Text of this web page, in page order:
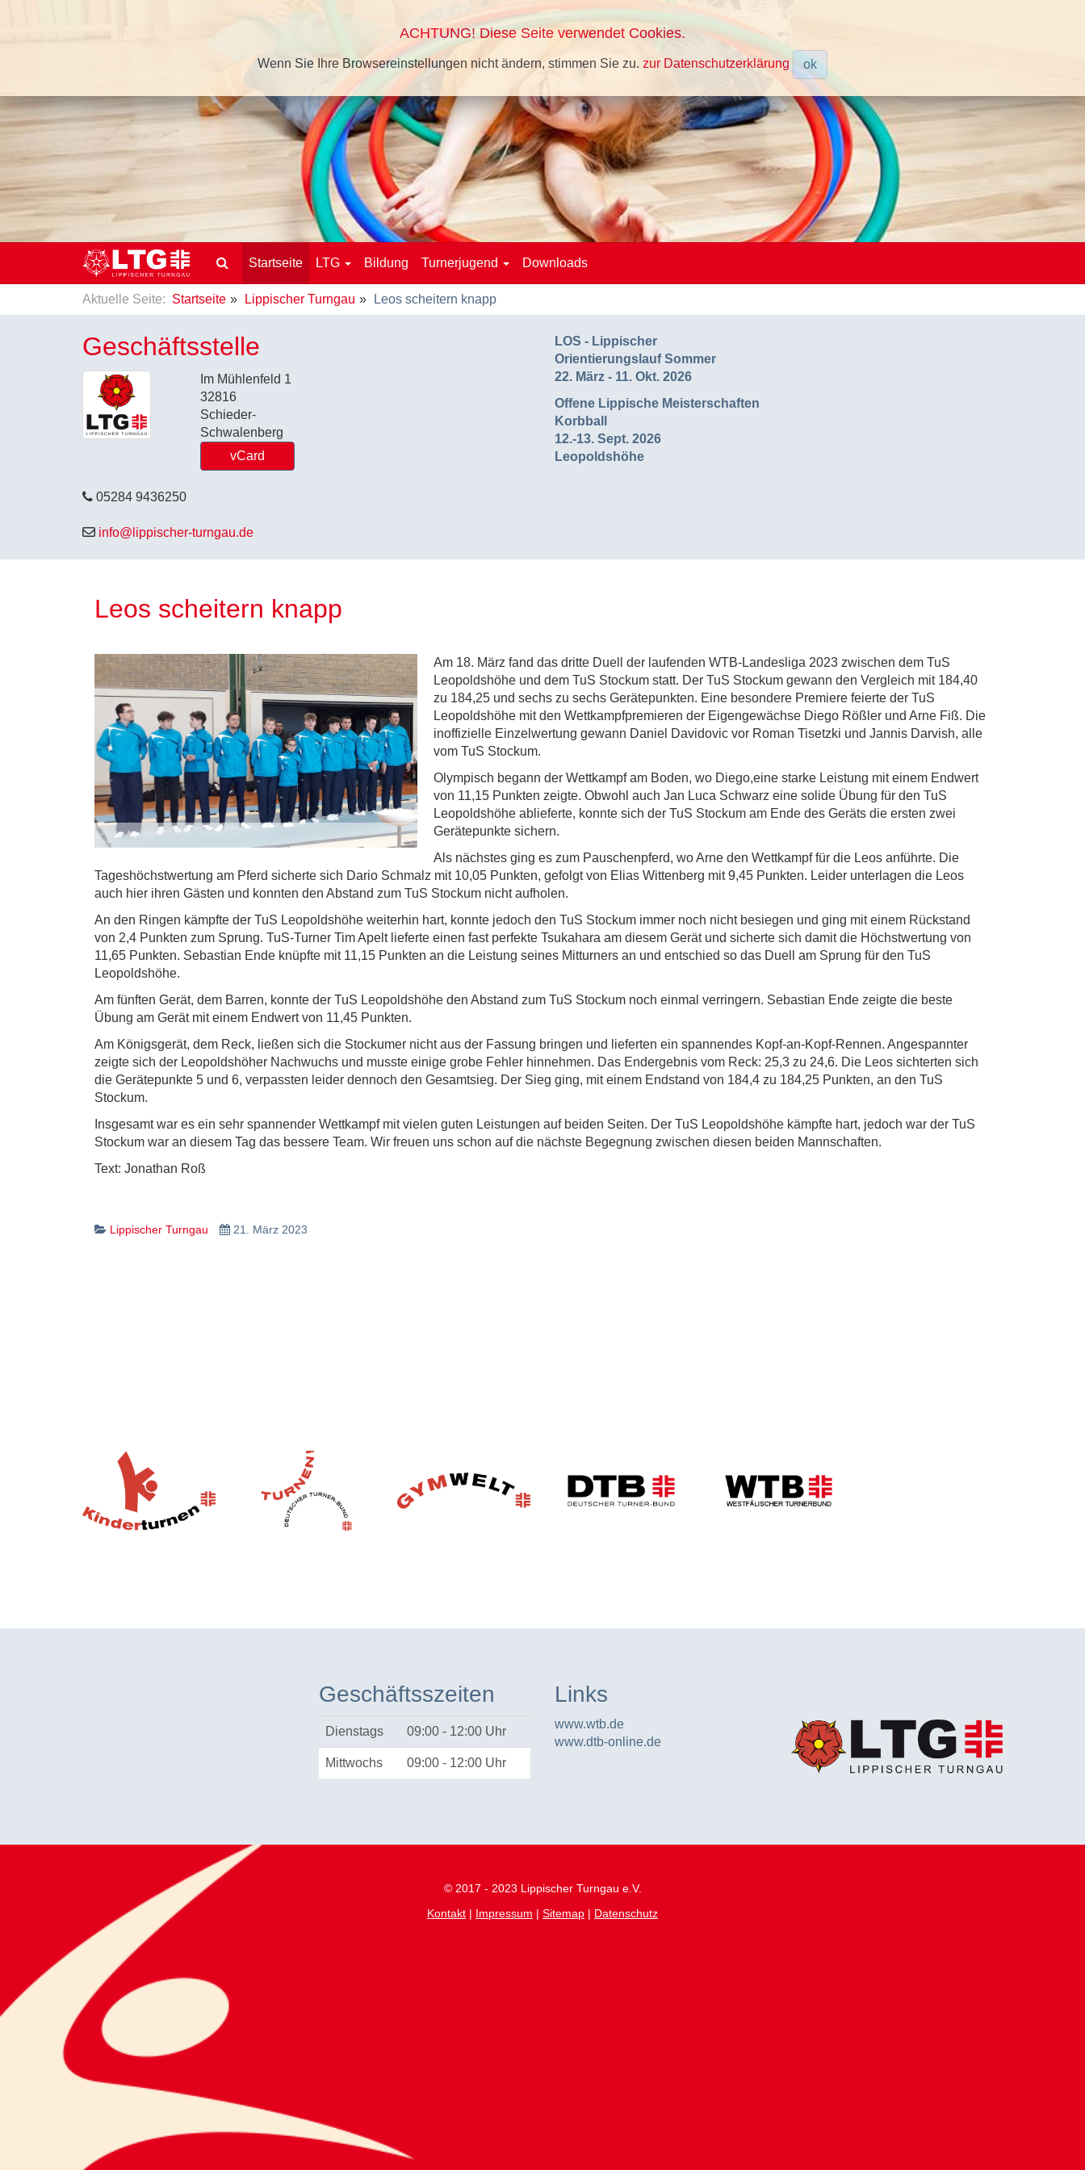
ACHTUNG! Diese Seite verwendet Cookies.
Wenn Sie Ihre Browsereinstellungen nicht ändern, stimmen Sie zu. zur Datenschutzerklärung ok
Startseite LTG Bildung Turnerjugend Downloads
Aktuelle Seite: Startseite Lippischer Turngau Leos scheitern knapp
Geschäftsstelle
Im Mühlenfeld 1
32816
Schieder-
Schwalenberg
vCard
05284 9436250
info@lippischer-turngau.de
LOS - Lippischer
Orientierungslauf Sommer
22. März - 11. Okt. 2026
Offene Lippische Meisterschaften
Korbball
12.-13. Sept. 2026
Leopoldshöhe
Leos scheitern knapp
Am 18. März fand das dritte Duell der laufenden WTB-Landesliga 2023 zwischen dem TuS
Leopoldshöhe und dem TuS Stockum statt. Der TuS Stockum gewann den Vergleich mit 184,40
zu 184,25 und sechs zu sechs Gerätepunkten. Eine besondere Premiere feierte der TuS
Leopoldshöhe mit den Wettkampfpremieren der Eigengewächse Diego Rößler und Arne Fiß. Die
inoffizielle Einzelwertung gewann Daniel Davidovic vor Roman Tisetzki und Jannis Darvish, alle
vom TuS Stockum.
Olympisch begann der Wettkampf am Boden, wo Diego,eine starke Leistung mit einem Endwert
von 11,15 Punkten zeigte. Obwohl auch Jan Luca Schwarz eine solide Übung für den TuS
Leopoldshöhe ablieferte, konnte sich der TuS Stockum am Ende des Geräts die ersten zwei
Gerätepunkte sichern.
Als nächstes ging es zum Pauschenpferd, wo Arne den Wettkampf für die Leos anführte. Die
Tageshöchstwertung am Pferd sicherte sich Dario Schmalz mit 10,05 Punkten, gefolgt von Elias Wittenberg mit 9,45 Punkten. Leider unterlagen die Leos
auch hier ihren Gästen und konnten den Abstand zum TuS Stockum nicht aufholen.
An den Ringen kämpfte der TuS Leopoldshöhe weiterhin hart, konnte jedoch den TuS Stockum immer noch nicht besiegen und ging mit einem Rückstand
von 2,4 Punkten zum Sprung. TuS-Turner Tim Apelt lieferte einen fast perfekte Tsukahara am diesem Gerät und sicherte sich damit die Höchstwertung von
11,65 Punkten. Sebastian Ende knüpfte mit 11,15 Punkten an die Leistung seines Mitturners an und entschied so das Duell am Sprung für den TuS
Leopoldshöhe.
Am fünften Gerät, dem Barren, konnte der TuS Leopoldshöhe den Abstand zum TuS Stockum noch einmal verringern. Sebastian Ende zeigte die beste
Übung am Gerät mit einem Endwert von 11,45 Punkten.
Am Königsgerät, dem Reck, ließen sich die Stockumer nicht aus der Fassung bringen und lieferten ein spannendes Kopf-an-Kopf-Rennen. Angespannter
zeigte sich der Leopoldshöher Nachwuchs und musste einige grobe Fehler hinnehmen. Das Endergebnis vom Reck: 25,3 zu 24,6. Die Leos sichterten sich
die Gerätepunkte 5 und 6, verpassten leider dennoch den Gesamtsieg. Der Sieg ging, mit einem Endstand von 184,4 zu 184,25 Punkten, an den TuS
Stockum.
Insgesamt war es ein sehr spannender Wettkampf mit vielen guten Leistungen auf beiden Seiten. Der TuS Leopoldshöhe kämpfte hart, jedoch war der TuS
Stockum war an diesem Tag das bessere Team. Wir freuen uns schon auf die nächste Begegnung zwischen diesen beiden Mannschaften.
Text: Jonathan Roß
Lippischer Turngau 21. März 2023
Geschäftsszeiten
Dienstags 09:00 - 12:00 Uhr
Mittwochs 09:00 - 12:00 Uhr
Links
www.wtb.de
www.dtb-online.de
© 2017 - 2023 Lippischer Turngau e.V.
Kontakt | Impressum | Sitemap | Datenschutz